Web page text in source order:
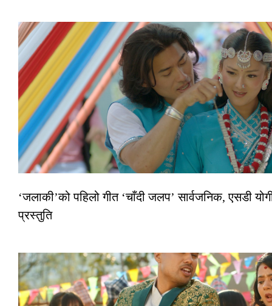
‘जलाकी’को पहिलो गीत ‘चाँदी जलप’ सार्वजनिक, एसडी
प्रस्तुति